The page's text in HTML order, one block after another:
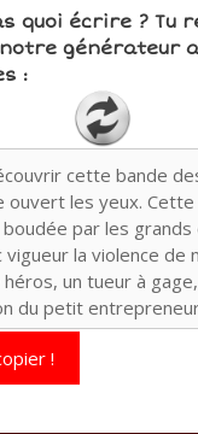
quoi écrire ? Tu
générateur
:
!